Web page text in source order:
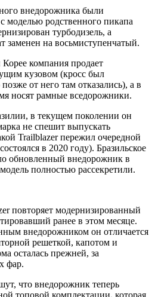
внедорожника были
моделью родственного пикапа
турбодизель, а
заменен на восьмиступенчатый.
компания продает
кузовом (кросс был
от него там отказались), а в
носят рамные вседорожники.
в текущем поколении он
не спешит выпускать
Trailblazer пережил очередной
в 2020 году). Бразильское
обновленный внедорожник в
полностью рассекретили.
повторяет модернизированный
ранее в этом месяце.
внедорожником он отличается
решеткой, капотом и
осталась прежней, за
фар.
что внедорожник теперь
топовой комплектации, которая